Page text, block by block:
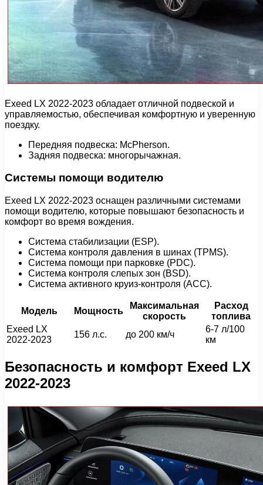
Exeed LX 2022-2023 обладает отличной подвеской и
управляемостью, обеспечивая комфортную и уверенную
поездку.
Передняя подвеска: McPherson.
Задняя подвеска: многорычажная.
Системы помощи водителю
Exeed LX 2022-2023 оснащен различными системами
помощи водителю, которые повышают безопасность и
комфорт во время вождения.
Система стабилизации (ESP).
Система контроля давления в шинах (TPMS).
Система помощи при парковке (PDC).
Система контроля слепых зон (BSD).
Система активного круиз-контроля (ACC).
Модель Мощность
Максимальная
скорость
Расход
топлива
Exeed LX
2022-2023
156 л.с. до 200 км/ч
6-7 л/100
км
Безопасность и комфорт Exeed LX
2022-2023